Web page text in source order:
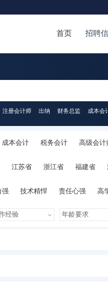
首页 招聘
注册会计师 出纳 财务总监 成本会
成本会计 税务会计 高级会计
税务经理 税务专员/助理
江苏省 浙江省 福建省
强 技术精悍 责任心强 高